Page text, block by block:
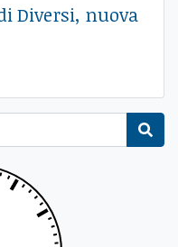
Diversi, nuova